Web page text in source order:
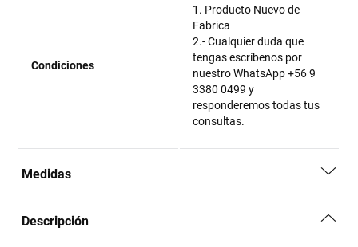
Condiciones
1. Producto Nuevo de
Fabrica
2.- Cualquier duda que
tengas escríbenos por
nuestro WhatsApp +56 9
3380 0499 y
responderemos todas tus
consultas.
Medidas
Descripción